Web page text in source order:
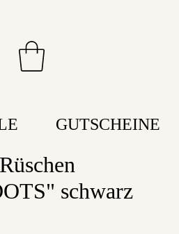
GUTSCHEINE
schwarz